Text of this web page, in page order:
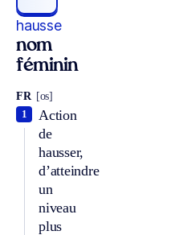
hausse
nom
féminin
FR [os]
Action
de
hausser,
d’atteindre
un
niveau
plus
1